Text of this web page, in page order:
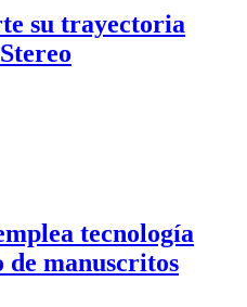
su trayectoria
tecnología
manuscritos